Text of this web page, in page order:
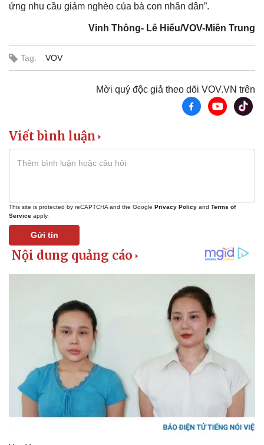
Thể thao
Thế giới thể thao
Ô tô
ứng nhu cầu giảm nghèo của bà con nhân dân”.
Vinh Thông- Lê Hiếu/VOV-Miền Trung
Tag: VOV
Mời quý độc giả theo dõi VOV.VN trên
Viết bình luận
This site is protected by reCAPTCHA and the Google Privacy Policy and Terms of
Service apply.
Gửi tin